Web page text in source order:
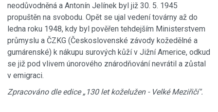
neodůvodněná a Antonín Jelínek byl již 30. 5. 1945
propuštěn na svobodu. Opět se ujal vedení továrny až do
ledna roku 1948, kdy byl pověřen tehdejším Ministerstvem
průmyslu a ČZKG (Československé závody kožedělné a
gumárenské) k nákupu surových kůží v Jižní Americe, odkud
se již pod vlivem únorového znárodňování nevrátil a zůstal
v emigraci.
Zpracováno dle edice „130 let koželužen - Velké Meziřičí".